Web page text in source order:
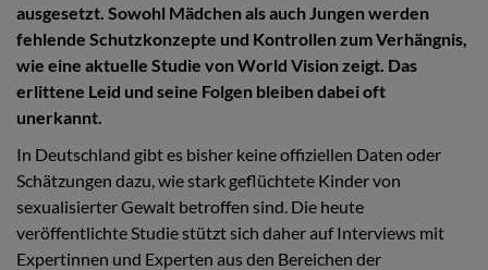
ausgesetzt. Sowohl Mädchen als auch Jungen werden
fehlende Schutzkonzepte und Kontrollen zum Verhängnis,
wie eine aktuelle Studie von World Vision zeigt. Das
erlittene Leid und seine Folgen bleiben dabei oft
unerkannt.
In Deutschland gibt es bisher keine offiziellen Daten oder
Schätzungen dazu, wie stark geflüchtete Kinder von
sexualisierter Gewalt betroffen sind. Die heute
veröffentlichte Studie stützt sich daher auf Interviews mit
Expertinnen und Experten aus den Bereichen der